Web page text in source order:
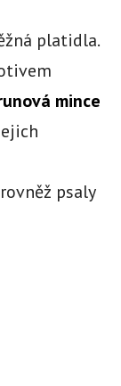
platidla.
mince
psaly